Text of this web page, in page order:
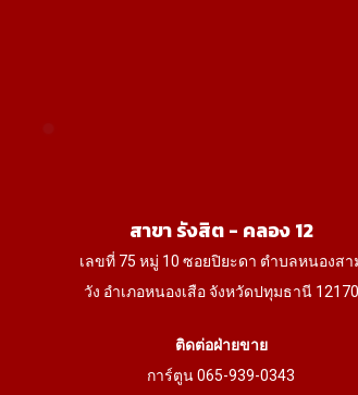
สาขา รังสิต - คลอง 12
เลขที่ 75 หมู่ 10 ซอยปิยะดา ตำบลหนองสา
วัง อำเภอหนองเสือ จังหวัดปทุมธานี 12170
ติดต่อฝ่ายขาย
การ์ตูน 065-939-0343